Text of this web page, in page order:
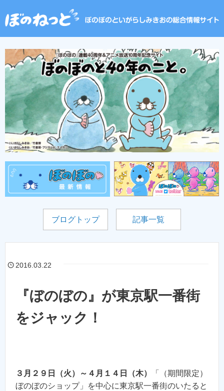
ブログトップ 記事一覧
2016.03.22
『ぼのぼの』が東京駅一番街
をジャック！
３月２９日（火）～４月１４日（木）
「（期間限定）
ぼのぼのショップ」を中心に東京駅一番街のいたると